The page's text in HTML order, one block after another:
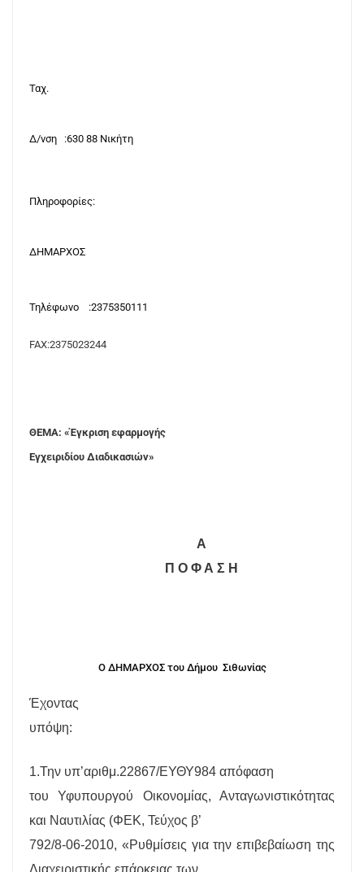
Ταχ.
Δ/νση :630 88 Νικήτη
Πληροφορίες:
ΔΗΜΑΡΧΟΣ
Τηλέφωνο :2375350111
FAX:2375023244
ΘΕΜΑ: «Έγκριση εφαρμογής
Εγχειριδίου Διαδικασιών»
Α
Π Ο Φ Α Σ Η
Ο ΔΗΜΑΡΧΟΣ του Δήμου Σιθωνίας
Έχοντας
υπόψη:
1.Την υπ’αριθμ.22867/ΕΥΘΥ984 απόφαση
του Υφυπουργού Οικονομίας, Ανταγω­νι­στι­κό­τητας
και Ναυτιλίας (ΦΕΚ, Τεύχος β’
792/8-06-2010, «Ρυθμίσεις για την επιβεβαίωση της
Διαχειριστικής επάρκειας των